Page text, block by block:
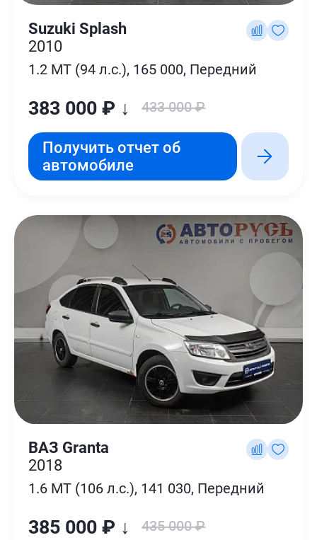
Suzuki Splash
2010
1.2 MT (94 л.с.), 165 000, Передний
383 000 ₽ ↓ 433 000 ₽
Получить отчет об
автомобиле
ВАЗ Granta
2018
1.6 MT (106 л.с.), 141 030, Передний
385 000 ₽ ↓ 435 000 ₽